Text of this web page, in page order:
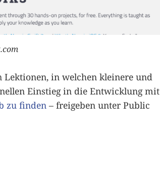
Lektionen, in welchen kleinere und
Einstieg in die Entwicklung mit
zu finden – freigeben unter Public